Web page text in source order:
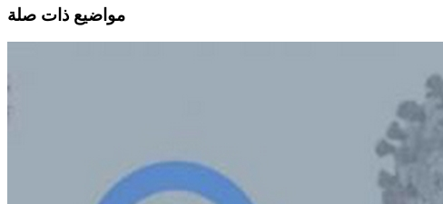
مواضيع ذات صلة